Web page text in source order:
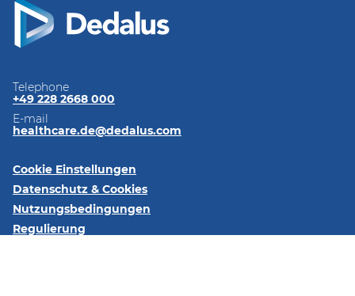
Telephone
+49 228 2668 000
E-mail
healthcare.de@dedalus.com
Cookie Einstellungen
Datenschutz & Cookies
Nutzungsbedingungen
Regulierung